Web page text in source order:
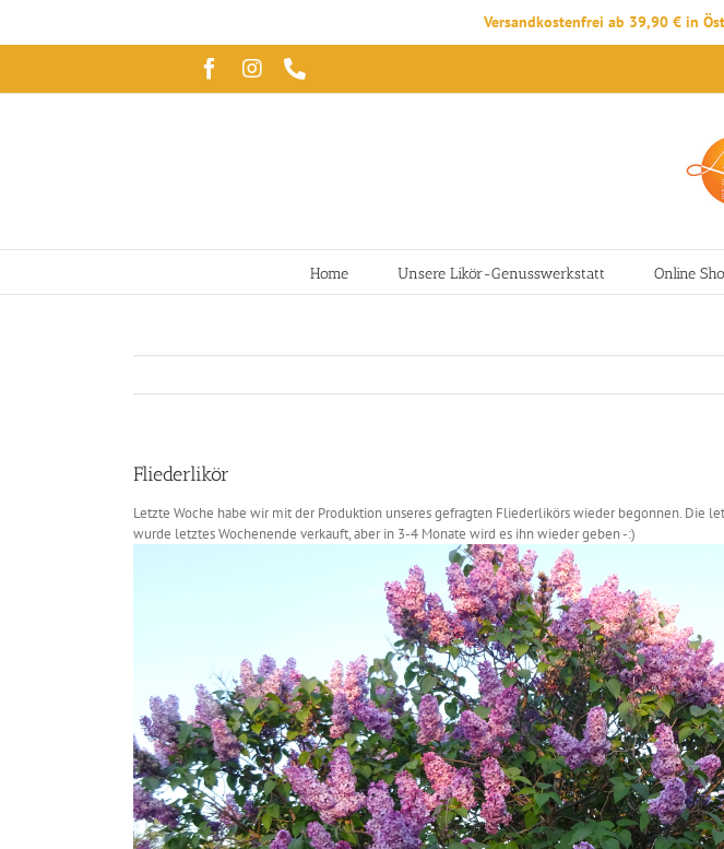
Versandkostenfrei ab 39,90 € in
springen
Facebook
Instagram
Home Unsere Likör-Genusswerkstatt Online
Fliederlikör
Letzte Woche habe wir mit der Produktion unseres gefragten Fliederlikörs wieder begonnen. Die
wurde letztes Wochenende verkauft, aber in 3-4 Monate wird es ihn wieder geben -:)